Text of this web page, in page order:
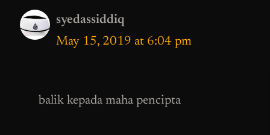
syedassiddiq
May 15, 2019 at 6:04 pm
balik kepada maha pencipta